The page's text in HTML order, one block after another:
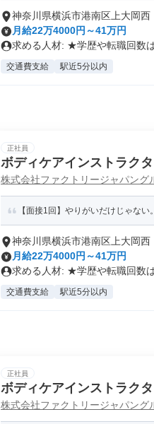
神奈川県横浜市港南区上大岡西
月給22万4000円～41万円
求める人材: ★学歴や転職回数
交通費支給 駅近5分以内
正社員
ボディケアインストラク
株式会社ファクトリージャパング
【面接1回】やりがいだけじゃない
神奈川県横浜市港南区上大岡西
月給22万4000円～41万円
求める人材: ★学歴や転職回数
交通費支給 駅近5分以内
正社員
ボディケアインストラク
株式会社ファクトリージャパング